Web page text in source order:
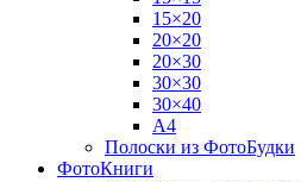
15×20
20×20
20×30
30×30
30×40
A4
Полоски из ФотоБудки
ФотоКниги